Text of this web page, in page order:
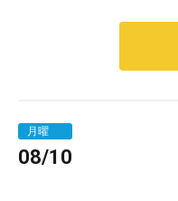
月曜
08/10